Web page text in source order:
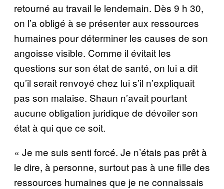
retourné au travail le lendemain. Dès 9 h 30,
on l’a obligé à se présenter aux ressources
humaines pour déterminer les causes de son
angoisse visible. Comme il évitait les
questions sur son état de santé, on lui a dit
qu’il serait renvoyé chez lui s’il n’expliquait
pas son malaise. Shaun n’avait pourtant
aucune obligation juridique de dévoiler son
état à qui que ce soit.
« Je me suis senti forcé. Je n’étais pas prêt à
le dire, à personne, surtout pas à une fille des
ressources humaines que je ne connaissais